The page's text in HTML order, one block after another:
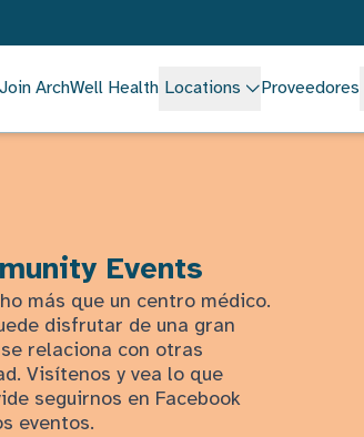
Join ArchWell Health Locations Proveedores
Events
más que un centro médico.
disfrutar de una gran
relaciona con otras
Visítenos y vea lo que
seguirnos en Facebook
eventos.